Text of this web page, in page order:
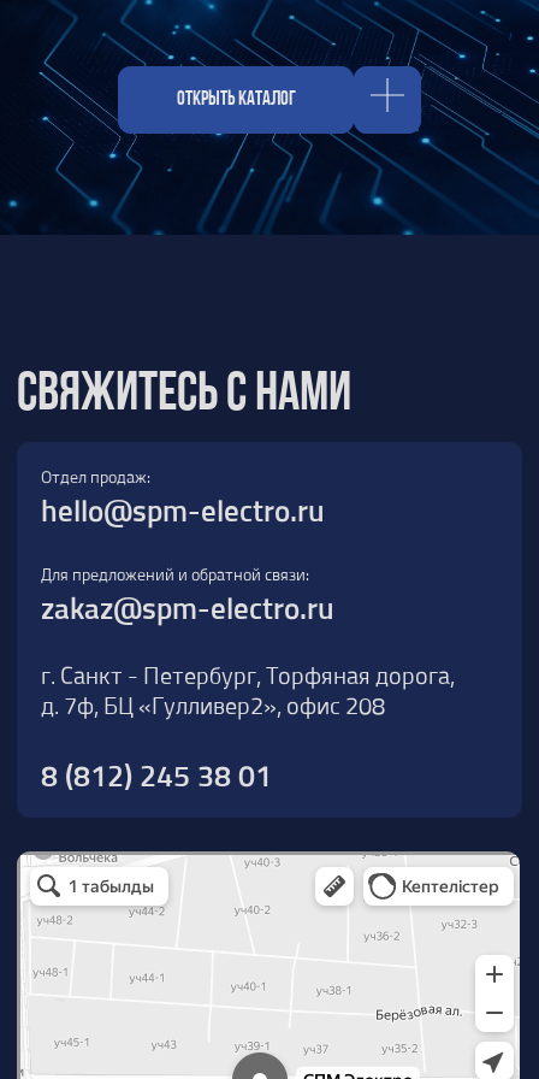
г. Санкт - Петербург, Торфяная дорога,
д. 7ф, БЦ «Гулливер2», офис 208
Отдел продаж:
hello@spm-electro.ru
Для предложений и обратной связи:
zakaz@spm-electro.ru
8 (812) 245 38 01
О компании
Новости
На складе
Контакты